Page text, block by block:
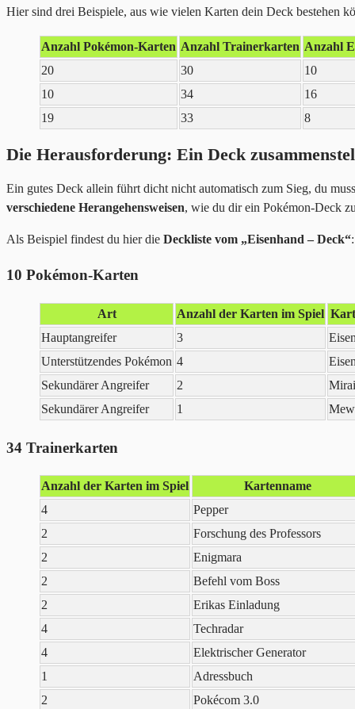
Hier sind drei Beispiele, aus wie vielen Karten dein Deck bestehen
Anzahl Pokémon-Karten Anzahl Trainerkarten Anzahl
20
30
10
10
34
16
19
33 8
Die Herausforderung: Ein Deck
Ein gutes Deck allein führt dicht nicht automatisch zum Sieg, du
verschiedene Herangehensweisen, wie du dir ein Pokémon-Deck
Als Beispiel findest du hier die Deckliste vom „Eisenhand – Deck“
10 Pokémon-Karten
Art Anzahl der Karten im Spiel
Hauptangreifer
3
Unterstützendes Pokémon 4
Sekundärer Angreifer
2
Sekundärer Angreifer
1
34 Trainerkarten
Anzahl der Karten im Spiel
Kartenname
4
Pepper
2
Forschung des Professors
2
Enigmara
2
Befehl vom Boss
2
Erikas Einladung
4
Techradar
4
Elektrischer Generator
1
Adressbuch
2
Pokécom 3.0